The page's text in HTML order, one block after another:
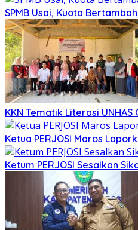
SPMB Usai, Kuota
KKN Tematik Literasi
Ketua PERJOSI Maros
Ketum PERJOSI Sesalkan